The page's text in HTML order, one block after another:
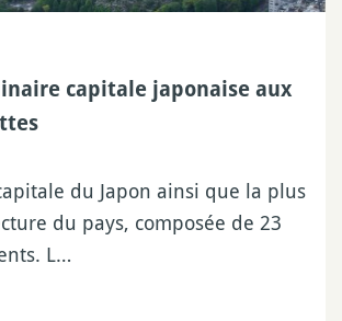
capitale japonaise aux
du Japon ainsi que la plus
du pays, composée de 23
L…